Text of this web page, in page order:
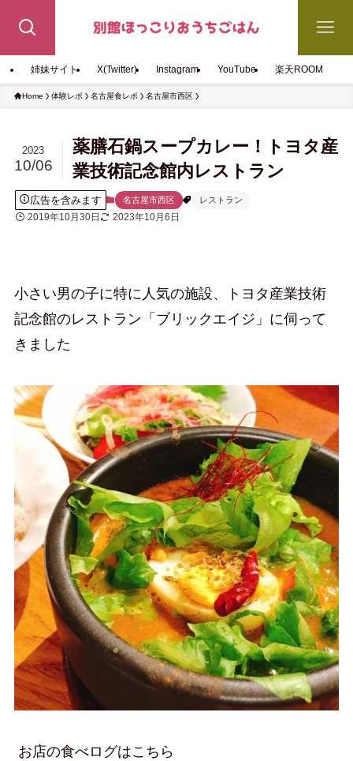
姉妹サイト X(Twitter) Instagram YouTube 楽天ROOM
Home 体験レポ 名古屋食レポ 名古屋市西区
薬膳石鍋スープカレー！トヨタ産
業技術記念館内レストラン
2023
10/06
広告を含みます 名古屋市西区 レストラン
2019年10月30日 2023年10月6日
小さい男の子に特に人気の施設、トヨタ産業技術
記念館のレストラン「ブリックエイジ」に伺って
きました
お店の食べログはこちら